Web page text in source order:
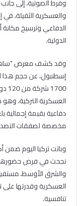
وفرط الصوتية، إلى
والعسكرية الثقيلة، في
الدفاعي وترسيخ
الدولية.
إسطنبول، عن حجم هذا
مخصصة لصفقات
وباتت تركيا اليوم ضمن
نجحت في فرض حضورها
والشرق الأوسط،
العسكرية وقدرتها
تنافسية.